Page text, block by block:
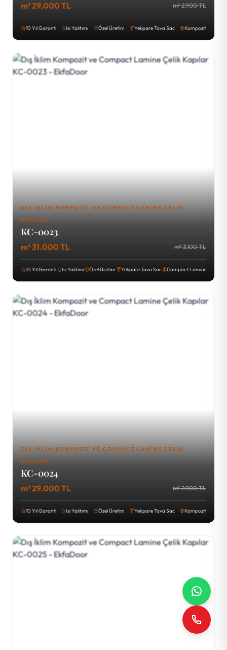
m² 29.000 TL m² 2.900 TL
10 Yıl Garanti Isı Yalıtımı Özel Üretim Yekpare Tava Sac Kompozit
DIŞ İKLIM KOMPOZIT VE COMPACT LAMINE ÇELIK
KAPILAR
KC-0023
m² 31.000 TL m² 3.100 TL
10 Yıl Garanti Isı Yalıtımı Özel Üretim Yekpare Tava Sac Compact Lamine
DIŞ İKLIM KOMPOZIT VE COMPACT LAMINE ÇELIK
KAPILAR
KC-0024
m² 29.000 TL m² 2.900 TL
10 Yıl Garanti Isı Yalıtımı Özel Üretim Yekpare Tava Sac Kompozit